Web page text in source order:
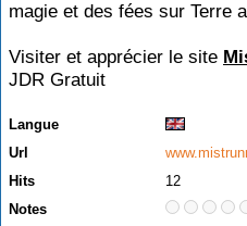
magie et des fées sur Terre
Visiter et apprécier le site
JDR Gratuit
Langue
Url
Hits
12
Notes